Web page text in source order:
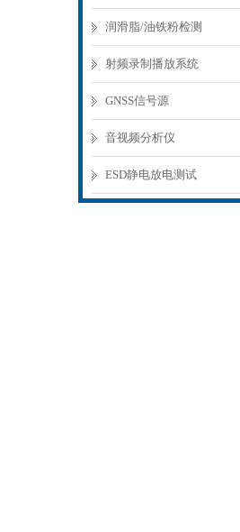
润滑脂/油铁粉检测
射频录制播放系统
GNSS信号源
音视频分析仪
ESD静电放电测试